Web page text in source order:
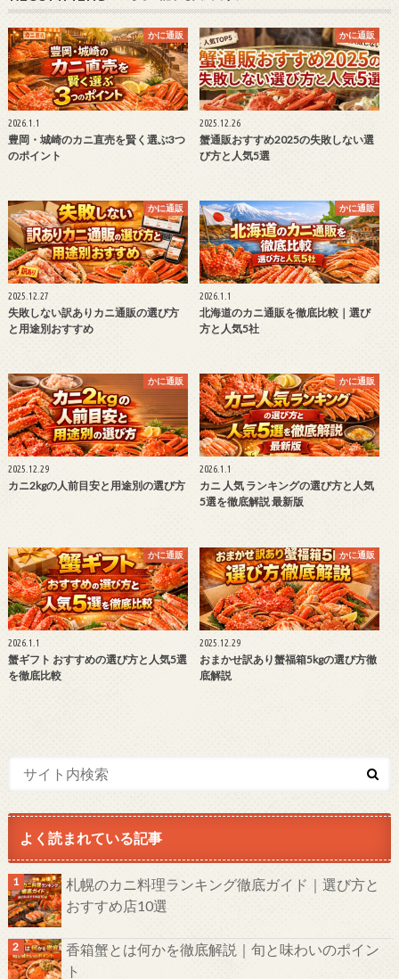
かに通販
2026.1.1
豊岡・城崎のカニ直売を賢く選ぶ3つ
のポイント
かに通販
2025.12.26
蟹通販おすすめ2025の失敗しない選
び方と人気5選
かに通販
2025.12.27
失敗しない訳ありカニ通販の選び方
と用途別おすすめ
かに通販
2026.1.1
北海道のカニ通販を徹底比較｜選び
方と人気5社
かに通販
2025.12.29
カニ2kgの人前目安と用途別の選び方
かに通販
2026.1.1
カニ 人気 ランキングの選び方と人気
5選を徹底解説 最新版
かに通販
2026.1.1
蟹ギフト おすすめの選び方と人気5選
を徹底比較
かに通販
2025.12.29
おまかせ訳あり蟹福箱5kgの選び方徹
底解説
よく読まれている記事
札幌のカニ料理ランキング徹底ガイド｜選び方と
おすすめ店10選
香箱蟹とは何かを徹底解説｜旬と味わいのポイン
ト